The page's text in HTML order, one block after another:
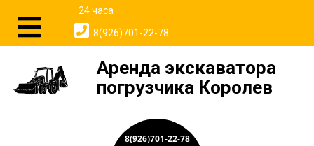
Аренда экскаватора
погрузчика Королев
8(926)701-22-78
24 часа
8(926)701-22-78